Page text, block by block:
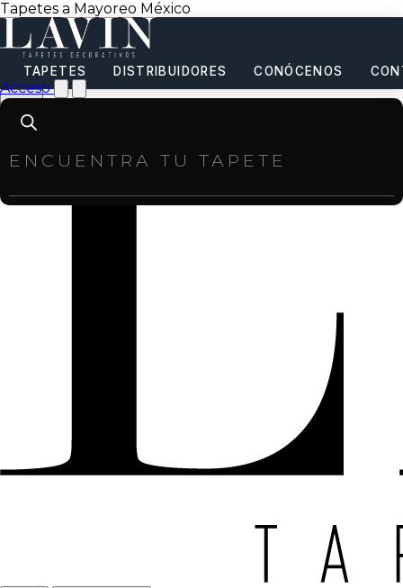
Tapetes a Mayoreo México
TAPETES DISTRIBUIDORES CONÓCENOS
Acceso
Products
search